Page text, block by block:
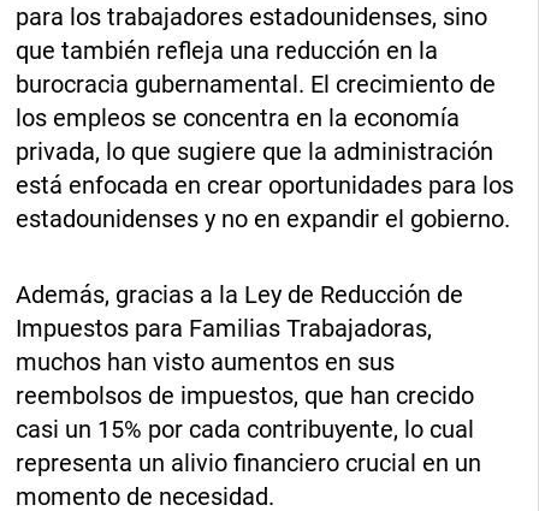
para los trabajadores estadounidenses, sino
que también refleja una reducción en la
burocracia gubernamental. El crecimiento de
los empleos se concentra en la economía
privada, lo que sugiere que la administración
está enfocada en crear oportunidades para los
estadounidenses y no en expandir el gobierno.
Además, gracias a la Ley de Reducción de
Impuestos para Familias Trabajadoras,
muchos han visto aumentos en sus
reembolsos de impuestos, que han crecido
casi un 15% por cada contribuyente, lo cual
representa un alivio financiero crucial en un
momento de necesidad.